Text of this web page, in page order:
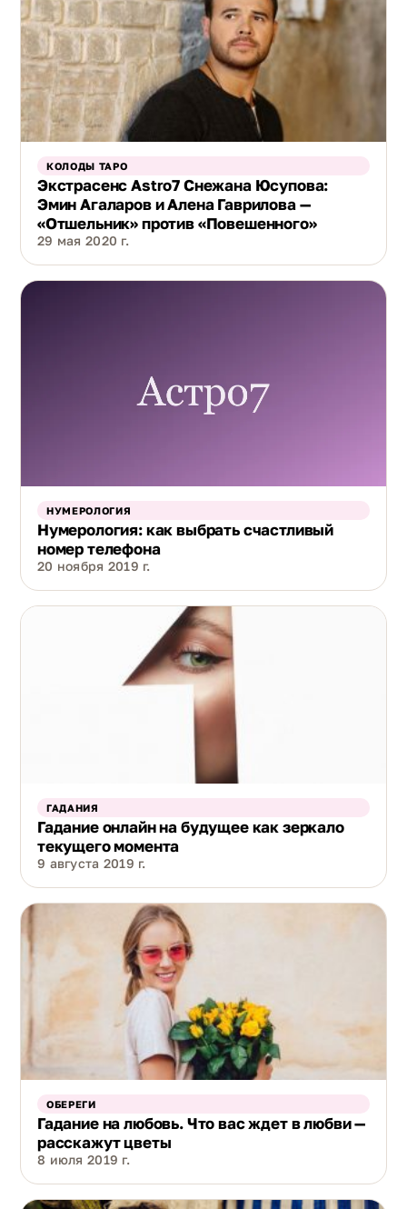
КОЛОДЫ ТАРО
Экстрасенс Astro7 Снежана Юсупова:
Эмин Агаларов и Алена Гаврилова —
«Отшельник» против «Повешенного»
29 мая 2020 г.
НУМЕРОЛОГИЯ
Нумерология: как выбрать счастливый
номер телефона
20 ноября 2019 г.
ГАДАНИЯ
Гадание онлайн на будущее как зеркало
текущего момента
9 августа 2019 г.
ОБЕРЕГИ
Гадание на любовь. Что вас ждет в любви —
расскажут цветы
8 июля 2019 г.